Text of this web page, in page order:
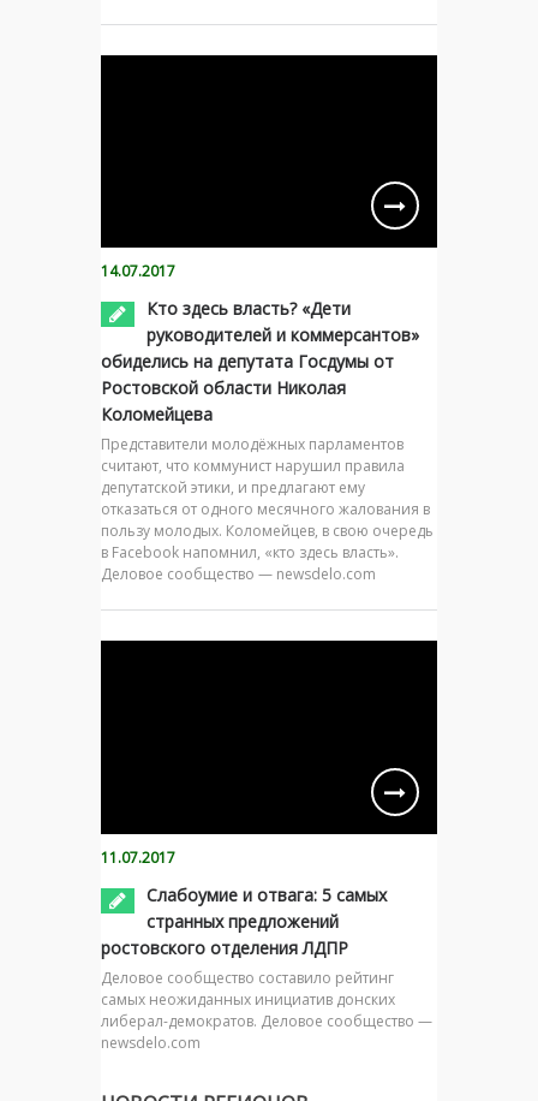
14.07.2017
Кто здесь власть? «Дети
руководителей и коммерсантов»
обиделись на депутата Госдумы от
Ростовской области Николая
Коломейцева
Представители молодёжных парламентов
считают, что коммунист нарушил правила
депутатской этики, и предлагают ему
отказаться от одного месячного жалования в
пользу молодых. Коломейцев, в свою очередь
в Facebook напомнил, «кто здесь власть».
Деловое сообщество — newsdelo.com
11.07.2017
Слабоумие и отвага: 5 самых
странных предложений
ростовского отделения ЛДПР
Деловое сообщество составило рейтинг
самых неожиданных инициатив донских
либерал-демократов. Деловое сообщество —
newsdelo.com